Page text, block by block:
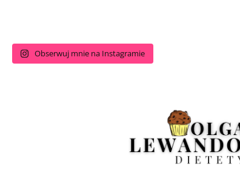
Obserwuj mnie na Instagramie